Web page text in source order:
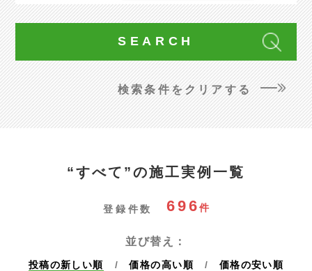
検索条件をクリアする
“すべて”の施工実例一覧
登録件数 696件
並び替え：
投稿の新しい順 価格の高い順 価格の安い順